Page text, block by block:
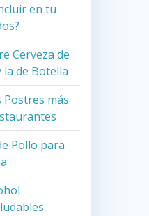
en tu
Cerveza de
de Botella
Postres más
Pollo para